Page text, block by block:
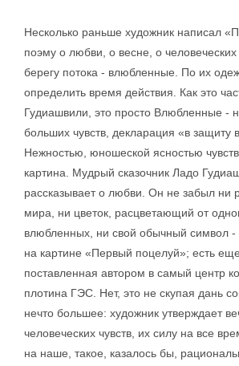
Несколько раньше художник написал
поэму о любви, о весне, о человеческих
берегу потока - влюбленные. По их
определить время действия. Как это
Гудиашвили, это просто Влюбленные -
больших чувств, декларация «в защиту
Нежностью, юношеской ясностью
картина. Мудрый сказочник Ладо
рассказывает о любви. Он не забыл ни
мира, ни цветок, расцветающий от
влюбленных, ни свой обычный символ -
на картине «Первый поцелуй»; есть
поставленная автором в самый центр
плотина ГЭС. Нет, это не скупая дань
нечто большее: художник утверждает
человеческих чувств, их силу на все
на наше, такое, казалось бы,